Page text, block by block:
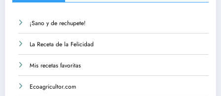
¡Sano y de rechupete!
La Receta de la Felicidad
Mis recetas favoritas
Ecoagricultor.com